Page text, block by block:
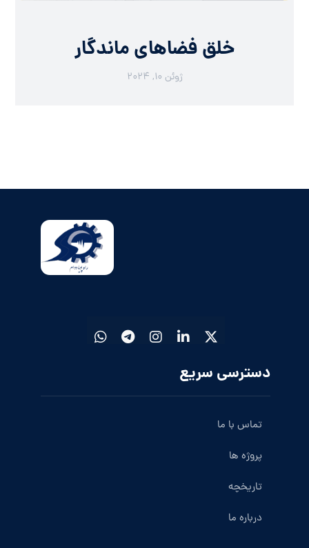
خلق فضاهای ماندگار
ژوئن ۱۰, ۲۰۲۴
دسترسی سریع
تماس با ما
پروژه ها
تاریخچه
درباره ما